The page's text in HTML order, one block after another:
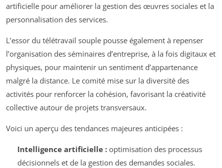
artificielle pour améliorer la gestion des œuvres sociales et la
personnalisation des services.
L’essor du télétravail souple pousse également à repenser
l’organisation des séminaires d’entreprise, à la fois digitaux et
physiques, pour maintenir un sentiment d’appartenance
malgré la distance. Le comité mise sur la diversité des
activités pour renforcer la cohésion, favorisant la créativité
collective autour de projets transversaux.
Voici un aperçu des tendances majeures anticipées :
Intelligence artificielle :optimisation des processus
décisionnels et de la gestion des demandes sociales.